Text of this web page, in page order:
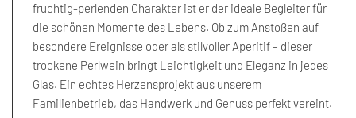
fruchtig-perlenden Charakter ist er der ideale Begleiter für
die schönen Momente des Lebens. Ob zum Anstoßen auf
besondere Ereignisse oder als stilvoller Aperitif – dieser
trockene Perlwein bringt Leichtigkeit und Eleganz in jedes
Glas. Ein echtes Herzensprojekt aus unserem
Familienbetrieb, das Handwerk und Genuss perfekt vereint.